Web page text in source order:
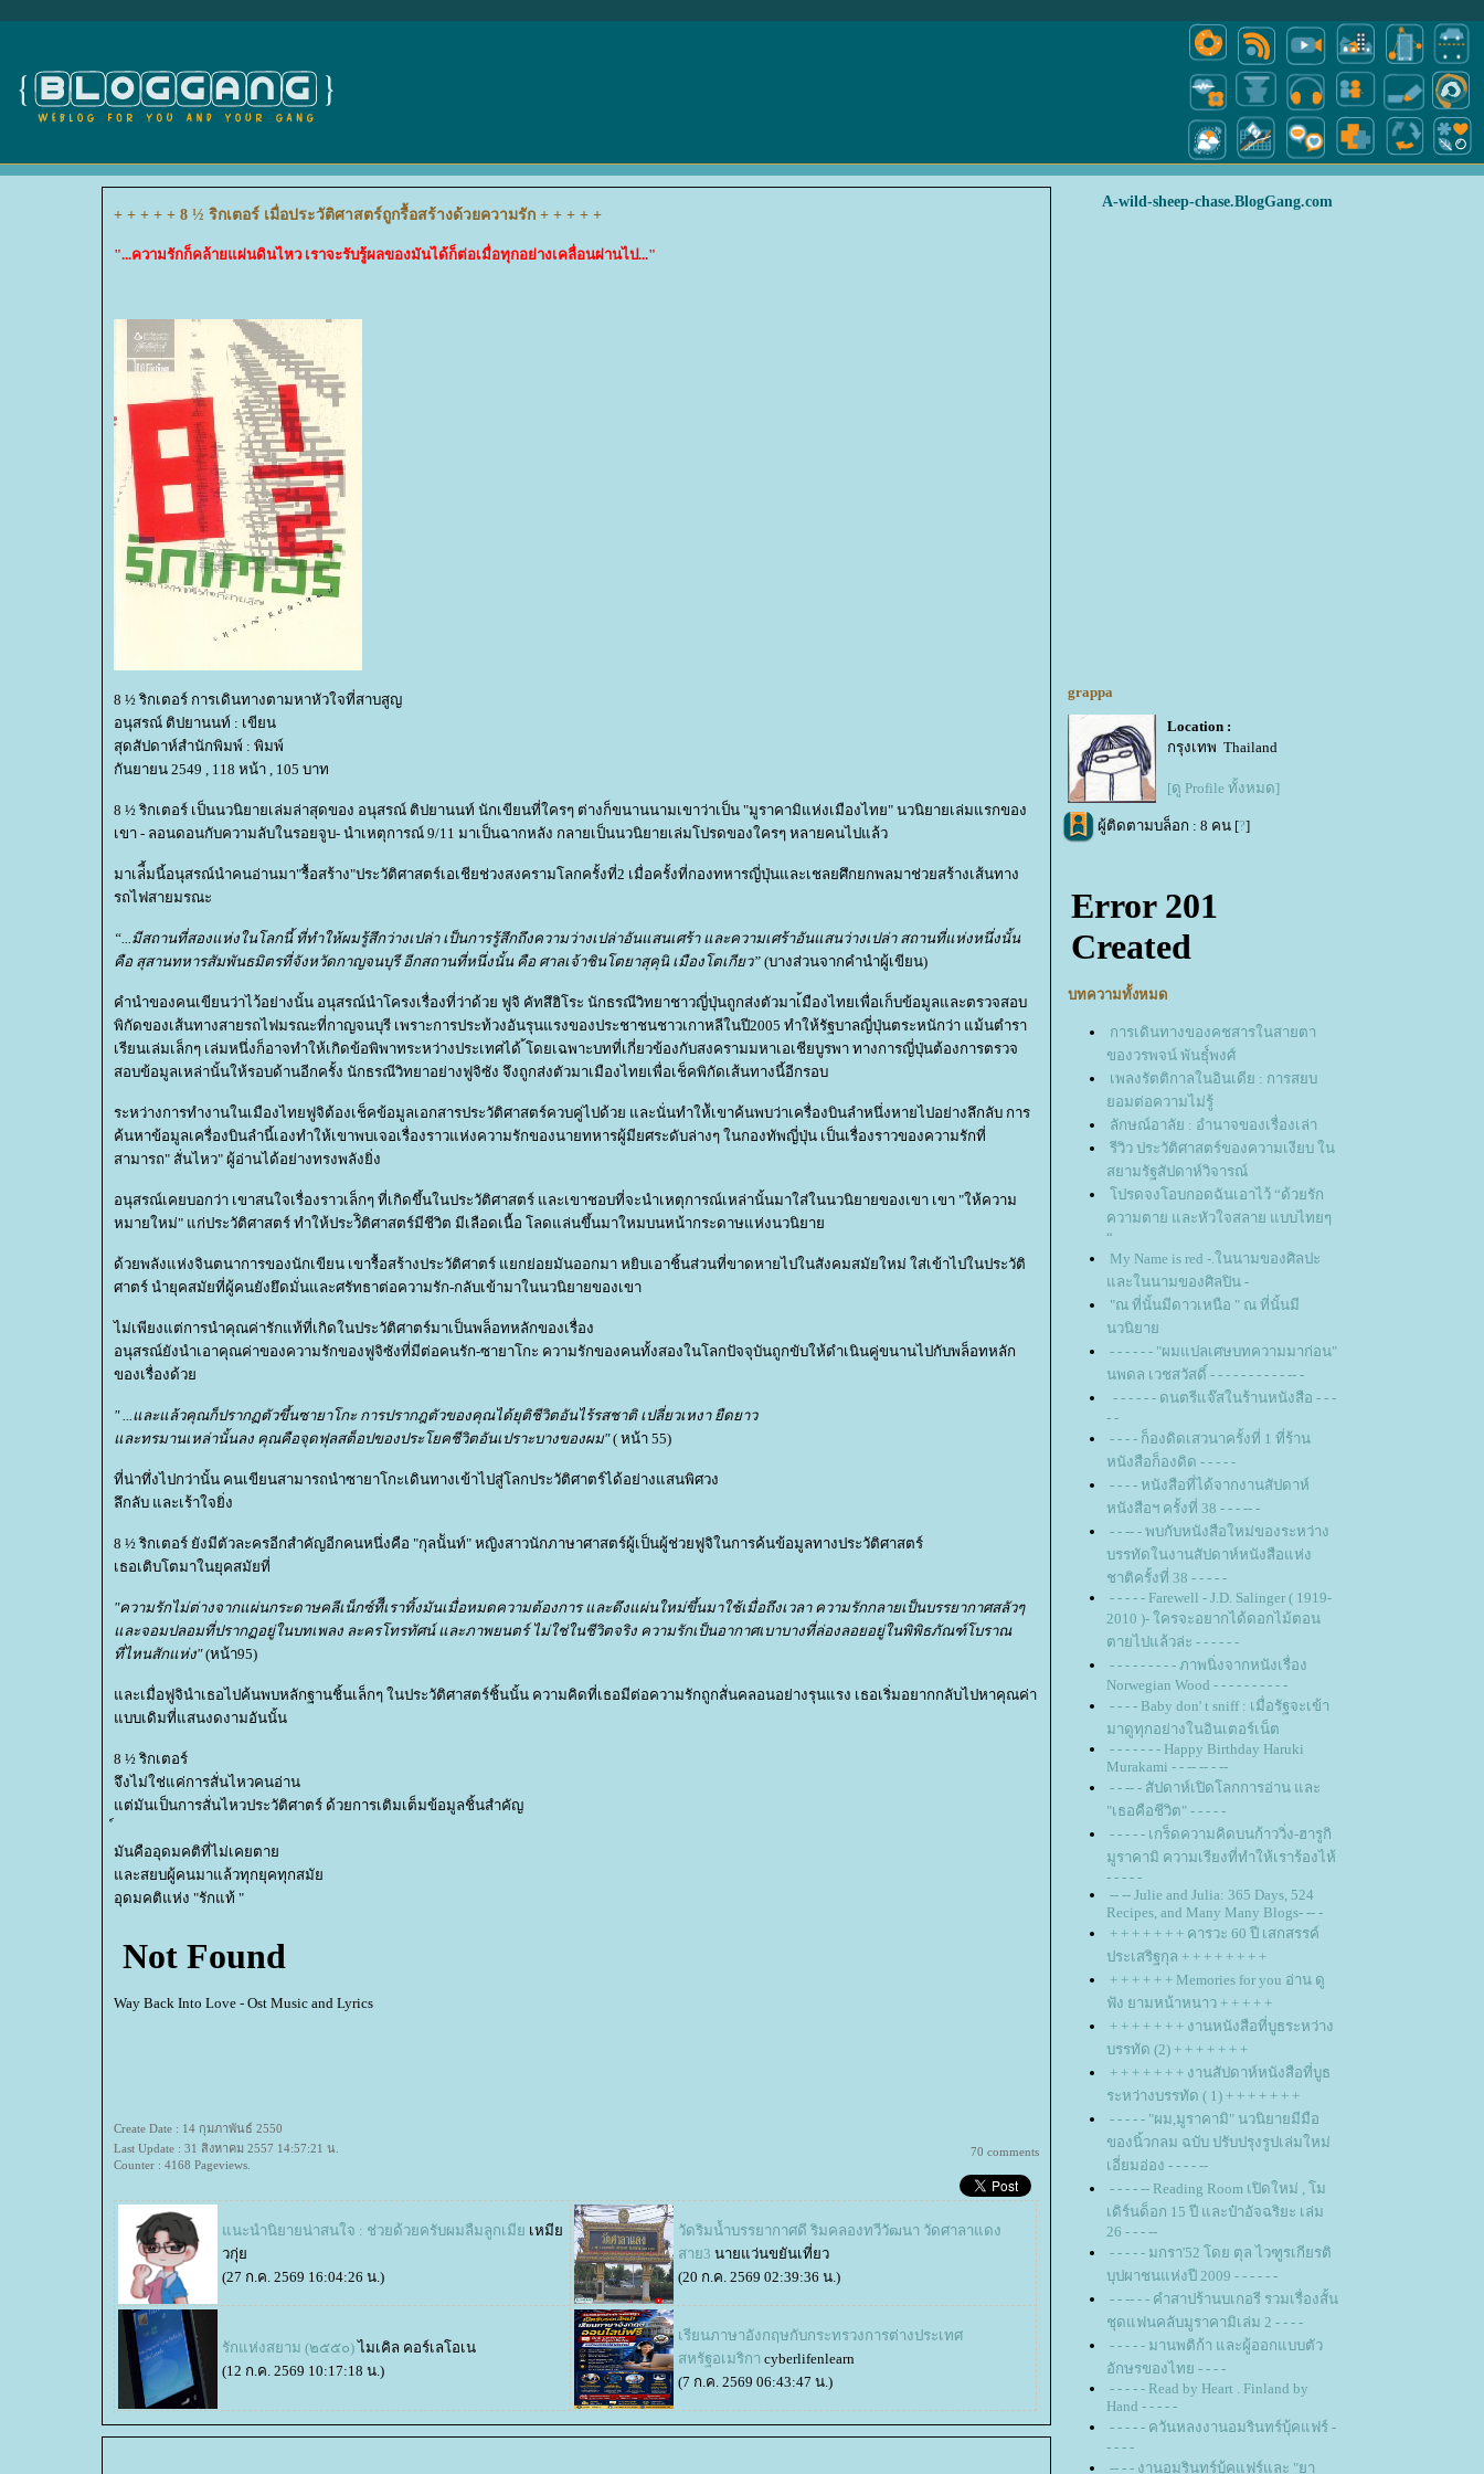
+ + + + + 8 ½ ริกเตอร์ เมื่อประวัติศาสตร์ถูกรื้อสร้างด้วยความรัก + + + + +
"...ความรักก็คล้ายแผ่นดินไหว เราจะรับรู้ผลของมันได้ก็ต่อเมื่อทุกอย่างเคลื่อนผ่านไป..."
8 ½ ริกเตอร์ การเดินทางตามหาหัวใจที่สาบสูญ
อนุสรณ์ ติปยานนท์ : เขียน
สุดสัปดาห์สำนักพิมพ์ : พิมพ์
กันยายน 2549 , 118 หน้า , 105 บาท
8 ½ ริกเตอร์ เป็นนวนิยายเล่มล่าสุดของ อนุสรณ์ ติปยานนท์ นักเขียนที่ใครๆ ต่างก็ขนานนามเขาว่าเป็น "มูราคามิแห่งเมืองไทย" นวนิยายเล่มแรกของ
เขา - ลอนดอนกับความลับในรอยจูบ- นำเหตุการณ์ 9/11 มาเป็นฉากหลัง กลายเป็นนวนิยายเล่มโปรดของใครๆ หลายคนไปแล้ว
มาเล่ี้มนี้อนุสรณ์นำคนอ่านมา"รื้อสร้าง"ประวัติศาสตร์เอเชียช่วงสงครามโลกครั้งที่2 เมื่อครั้งที่กองทหารญี่ปุ่นและเชลยศึกยกพลมาช่วยสร้างเส้นทาง
รถไฟสายมรณะ
“...มีสถานที่สองแห่งในโลกนี้ ที่ทำให้ผมรู้สึกว่างเปล่า เป็นการรู้สึกถึงความว่างเปล่าอันแสนเศร้า และความเศร้าอันแสนว่างเปล่า สถานที่แห่งหนึ่งนั้น
คือ สุสานทหารสัมพันธมิตรที่จังหวัดกาญจนบุรี อีกสถานที่หนึ่งนั้น คือ ศาลเจ้าชินโตยาสุคุนิ เมืองโตเกียว” (บางส่วนจากคำนำผู้เขียน)
คำนำของคนเขียนว่าไว้อย่างนั้น อนุสรณ์นำโครงเรื่องที่ว่าด้วย ฟูจิ คัทสึฮิโระ นักธรณีวิทยาชาวญี่ปุ่นถูกส่งตัวมาเ้มืองไทยเพื่อเก็บข้อมูลและตรวจสอบ
พิกัดของเส้นทางสายรถไฟมรณะที่กาญจนบุรี เพราะการประท้วงอันรุนแรงของประชาชนชาวเกาหลีในปี2005 ทำให้รัฐบาลญี่ปุ่นตระหนักว่า แม้นตำรา
เรียนเล่มเล็กๆ เล่มหนึ่งก็อาจทำให้เกิดข้อพิพาทระหว่างประเทศได้ ้โดยเฉพาะบทที่เกี่ยวข้องกับสงครามมหาเอเชียบูรพา ทางการญี่ปุ่นต้องการตรวจ
สอบข้อมูลเหล่านั้นให้รอบด้านอีกครั้ง นักธรณีวิทยาอย่างฟูจิซัง จึงถูกส่งตัวมาเมืองไทยเพื่อเช็คพิกัดเส้นทางนี้อีกรอบ
ระหว่างการทำงานในเมืองไทยฟูจิต้องเช็คข้อมูลเอกสารประวัติศาสตร์ควบคู่ไปด้วย และนั่นทำให้ัเขาค้นพบว่าเครื่องบินลำหนึ่งหายไปอย่างลึกลับ การ
ค้นหาข้อมูลเครื่องบินลำนี้เองทำให้เขาพบเจอเรื่องราวแห่งความรักของนายทหารผู้มียศระดับล่างๆ ในกองทัพญี่ปุ่น เป็นเรื่องราวของความรักที่
สามารถ" สั่นไหว" ผู้อ่านได้อย่างทรงพลังยิ่ง
อนุสรณ์เคยบอกว่า เขาสนใจเรื่องราวเล็กๆ ที่เกิดขึ้นในประวัติศาสตร์ และเขาชอบที่จะนำเหตุการณ์เหล่านั้นมาใส่ในนวนิยายของเขา เขา "ให้ความ
หมายใหม่" แก่ประวัติศาสตร์ ทำให้ประวัิติศาสตร์มีชีวิต มีเลือดเนื้อ โลดแล่นขึ้นมาใหมบนหน้ากระดาษแห่งนวนิยา
ด้วยพลังแห่งจินตนาการของนักเขียน เขารื้อสร้างประวัติศาตร์ แยกย่อยมันออกมา หยิบเอาชิ้นส่วนที่ขาดหายไปในสังคมสมัยใหม่ ใส่เข้าไปในประวัติ
ศาตร์ นำยุคสมัยที่ผู้คนยังยึดมั่นและศรัทธาต่อความรัก-กลับเข้ามาในนวนิยายของเขา
ไม่เพียงแต่การนำคุณค่ารักแท้ที่เกิดในประวัติศาตร์มาเป็นพล็อทหลักของเรื่อง
อนุสรณ์ยังนำเอาคุณค่าของความรักของฟูจิซังที่มีต่อคนรัก-ซายาโกะ ความรักของคนทั้งสองในโลกปัจจุบันถูกขับให้ดำเนินคู่ขนานไปกับพล็อทหลัก
ของเรื่องด้ว
" ...และแล้วคุณก็ปรากฏตัวขึ้นซายาโกะ การปรากฎตัวของคุณได้ยุติชีวิตอันไร้รสชาติ เปลี่ยวเหงา ยืดยาว
ละทรมานเหล่านั้นลง คุณคือจุดฟุลสต็อปของประโยคชีวิตอันเปราะบางของผม"( หน้า 55)
ที่น่าทึ่งไปกว่านั้น คนเขียนสามารถนำซายาโกะเดินทางเข้าไปสู่โลกประวัติศาตร์ได้อย่างแสนพิศวง
ลึกลับ และเร้าใจยิ่ง
8 ½ ริกเตอร์ ยังมีตัวละครอีกสำคัญอีกคนหนึ่งคือ "กุลนัันท์" หญิงสาวนักภาษาศาสตร์ผู้เป็นผู้ช่วยฟูจิในการค้นข้อมูลทางประวัติศาสตร์
เธอเติบโตมาในยุคสมัยที่
"ความรักไม่ต่างจากแผ่นกระดาษคลีเน็กซ์ทีีเราทิ้งมันเมื่อหมดความต้องการ และดึงแผ่นใหม่ขึ้นมาใช้เมื่อถึงเวลา ความรักกลายเป็นบรรยากาศสลัวๆ
ละจอมปลอมที่ปรากฏอยู่ในบทเพลง ละครโทรทัศน์ และภาพยนตร์ ไม่ใช่ในชีวิตจริง ความรักเป็นอากาศเบาบางที่ล่องลอยอยู่ในพิพิธภัณฑ์โบราณ
ที่ไหนสักแห่ง"(หน้า95)
ละเมื่อฟูจินำเธอไปค้นพบหลักฐานชิ้นเล็กๆ ในประวัติศาสตร์ชิ้นนั้น ความคิดที่เธอมีต่อความรักถูกสั่นคลอนอย่างรุนแรง เธอเริ่มอยากกลับไปหาคุณค่า
บบเดิมที่แสนงดงามอันนั้น
8 ½ ริกเตอร์
จึงไม่ใช่แค่การสั่นไหวคนอ่าน
ต่มันเป็นการสั่นไหวประวัติศาตร์ ด้วยการเติมเต็มข้อมูลชิ้นสำคัญ
มันคืออุดมคติที่ไม่เคยตา
ละสยบผู้คนมาแล้วทุกยุคทุกสมั
อุดมคติแห่ง "รักแท้ "
Way Back Into Love - Ost Music and Lyrics
Create Date : 14 กุมภาพันธ์ 2550
Last Update : 31 สิงหาคม 2557 14:57:21 น.
Counter : 4168 Pageviews.
70 comments
นะนำนิยายน่าสนใจ : ช่วยด้วยครับผมลืมลูกเมี เหมี
วกุ่
(27 ก.ค. 2569 16:04:26 น.)
วัดริมน้ำบรรยากาศดี ริมคลองทวีวัฒนา วัดศาลาแดง
สาย3 นายแว่นขยันเที่ยว
(20 ก.ค. 2569 02:39:36 น.)
รักแห่งสยาม (๒๕๕๐) ไมเคิล คอร์เลโอเน
(12 ก.ค. 2569 10:17:18 น.)
เรียนภาษาอังกฤษกับกระทรวงการต่างประเทศ
สหรัฐอเมริกา cyberlifenlearn
(7 ก.ค. 2569 06:43:47 น.)
A-wild-sheep-chase.BlogGang.com
grappa
Location :
กรุงเทพ Thailand
[ดู Profile ทั้งหมด]
ผู้ติดตามบล็อก : 8 คน [?]
บทความทั้งหมด
การเดินทางของคชสารในสายตา
ของวรพจน์ พันธุ๋์พงศ์
เพลงรัตติกาลในอินเดีย : การสยบ
อมต่อความไม่รู้
ลักษณ์อาลัย : อำนาจของเรื่องเล่า
รีวิว ประวัติศาสตร์ของความเงียบ ใน
สยามรัฐสัปดาห์วิจารณ์
ปรดจงโอบกอดฉันเอาไว้ “ด้วยรัก
ความตาย และหัวใจสลาย แบบไทยๆ
“
My Name is red -.ในนามของศิลปะ
ละในนามของศิลปิน -
"ณ ที่นั้นมีดาวเหนือ " ณ ที่นั้นมี
นวนิยา
- - - - - - "ผมแปลเศษบทความมาก่อน"
นพดล เวชสวัสดิ์ - - - - - - - - - - -- -
- - - - - - ดนตรีแจ๊สในร้านหนังสือ - - -
- -
- - - - ก็องดิดเสวนาครั้งที่ 1 ที่ร้าน
หนังสือก็องดิด - - - - -
- - - - หนังสือที่ได้จากงานสัปดาห์
หนังสือฯ ครั้งที่ 38 - - - -- -
- - -- - พบกับหนังสือใหม่ของระหว่าง
บรรทัดในงานสัปดาห์หนังสือแห่ง
ชาติครั้งที่ 38 - - - - -
- - - - - Farewell - J.D. Salinger ( 1919-
2010 )- ใครจะอยากได้ดอกไม้ตอน
ตายไปแล้วล่ะ - - - - - -
- - - - - - - - - ภาพนิ่งจากหนังเรื่อง
Norwegian Wood - - - - - - - - - -
- - - - Baby don' t sniff : เมื่อรัฐจะเข้า
มาดูทุกอย่างในอินเตอร์เน็ต
- - - - - - - Happy Birthday Haruki
Murakami - - -- -- - --
- - -- - สัปดาห์เปิดโลกการอ่าน และ
"เธอคือชีวิต" - - - - -
- - - - - เกร็ดความคิดบนก้าววิ่ง-ฮารูกิ
มูราคามิ ความเรียงที่ทำให้เราร้องไห้
- - - - -
-- -- Julie and Julia: 365 Days, 524
Recipes, and Many Many Blogs- -- -
+ + + + + + + คารวะ 60 ปี เสกสรรค์
ประเสริฐกุล + + + + + + + +
+ + + + + + Memories for you อ่าน ดู
ฟัง ยามหน้าหนาว + + + + +
+ + + + + + + งานหนังสือที่บูธระหว่าง
บรรทัด (2) + + + + + + +
+ + + + + + + งานสัปดาห์หนังสือที่บูธ
ระหว่างบรรทัด ( 1) + + + + + + +
- - - - - "ผม,มูราคามิ" นวนิยายมีมือ
ของนิ้วกลม ฉบับ ปรับปรุงรูปเล่มใหม่
เอี่ยมอ่อง - - - - --
- - - - -- Reading Room เปิดใหม่ , โม
เดิร์นด็อก 15 ปี และป๋าอัจฉริยะ เล่ม
26 - - - --
- - - - - มกรา'52 โดย ตุล ไวฑูรเกียรติ
บุปผาชนแห่งปี 2009 - - - - - -
- - -- - - คำสาปร้านบเกอรี รวมเรื่องสั้น
ชุดแฟนคลับมูราคามิเล่ม 2 - - - -
- - - - - มานพติก้า และผู้ออกแบบตัว
อักษรของไทย - - - -
- - - - - Read by Heart . Finland by
Hand - - - - -
- - - - - ควันหลงงานอมรินทร์บุ้คแฟร์ -
- - - -
-- - - งานอมรินทร์บุ้คแฟร์และ "ยา